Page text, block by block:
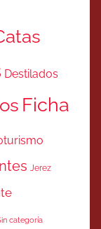
Destilados
Ficha
Jerez
categoría